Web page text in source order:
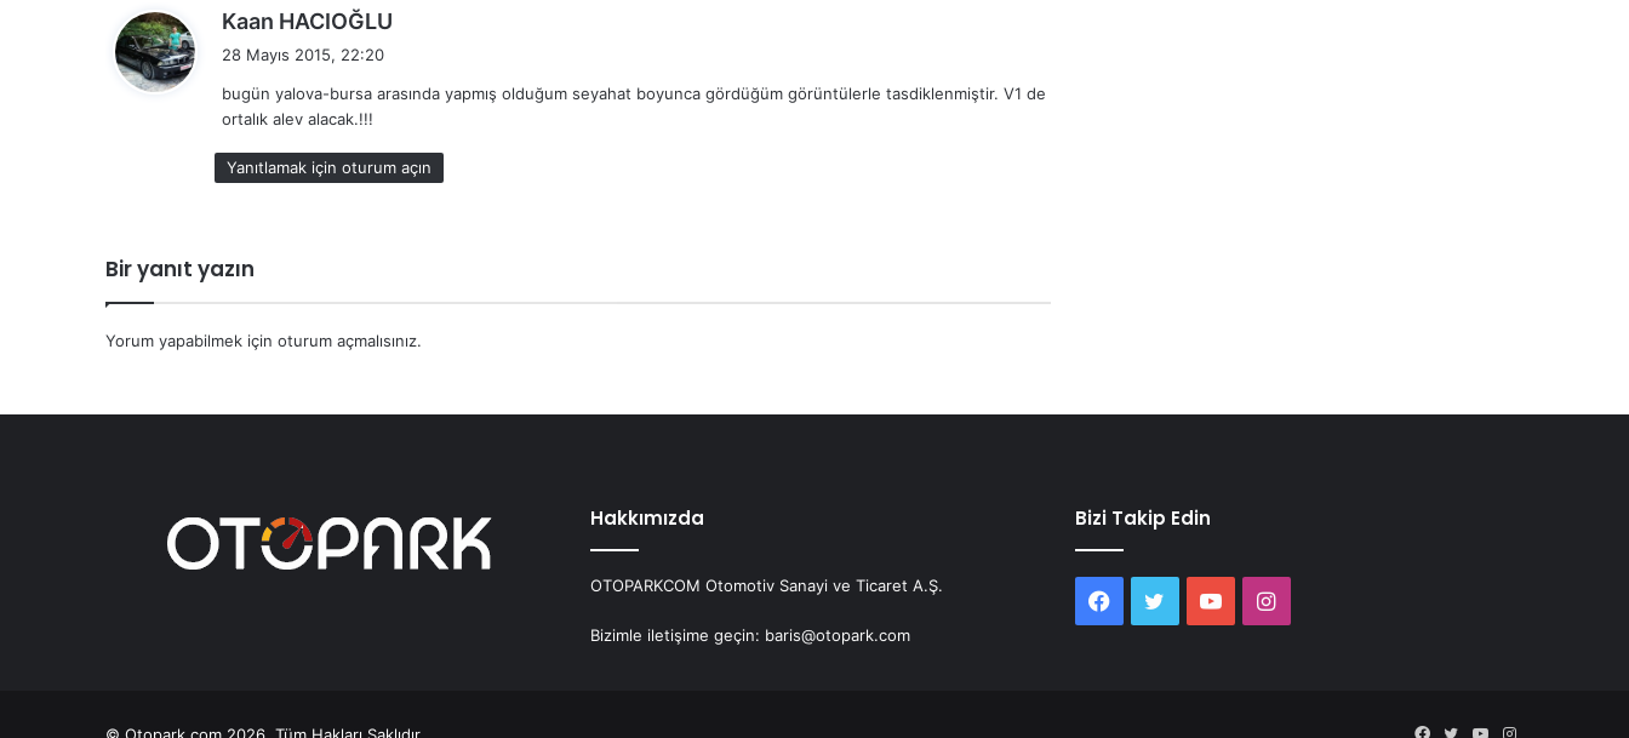
Kaan HACIOĞLU
i
i
:
28 Mayıs 2015, 22:20
bugün yalova-bursa arasında yapmış olduğum seyahat boyunca gördüğüm görüntülerle tasdiklenmiştir. V1 de
ortalık alev alacak.!!!
Yanıtlamak için oturum açın
Bir yanıt yazın
Yorum yapabilmek için oturum açmalısınız.
Hakkımızda
OTOPARKCOM Otomotiv Sanayi ve Ticaret A.Ş.
Bizimle iletişime geçin: baris@otopark.com
Bizi Takip Edin
Facebook
TwitterYouTubeInstagram